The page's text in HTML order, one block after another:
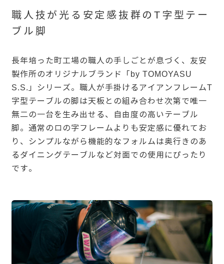
職人技が光る安定感抜群のT字型テー
ブル脚
長年培った町工場の職人の手しごとが息づく、友安
製作所のオリジナルブランド「by TOMOYASU
S.S.」シリーズ。職人が手掛けるアイアンフレームT
字型テーブルの脚は天板との組み合わせ次第で唯一
無二の一台を生み出せる、自由度の高いテーブル
脚。通常のロの字フレームよりも安定感に優れてお
り、シンプルながら機能的なフォルムは奥行きのあ
るダイニングテーブルなど対面での使用にぴったり
です。